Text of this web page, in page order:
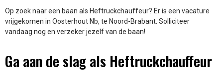
Op zoek naar een baan als Heftruckchauffeur? Er is een vacature
vrijgekomen in Oosterhout Nb, te Noord-Brabant. Solliciteer
vandaag nog en verzeker jezelf van de baan!
Ga aan de slag als Heftruckchauffeur